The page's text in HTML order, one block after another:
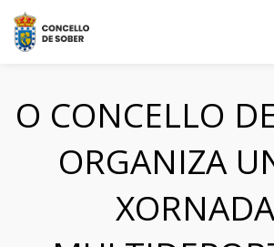
O CONCELLO
ORGANIZA